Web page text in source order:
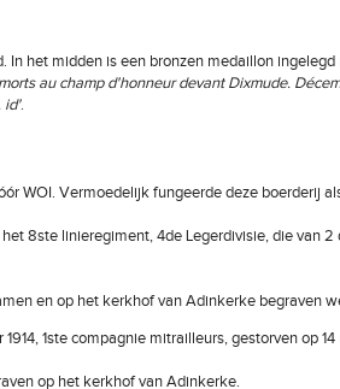
het midden is een bronzen medaillon
au champ d'honneur devant Dixmude.
id'.
WOI. Vermoedelijk fungeerde deze boerderij
8ste linieregiment, 4de Legerdivisie, die van 2
en op het kerkhof van Adinkerke begraven
1ste compagnie mitrailleurs, gestorven op
op het kerkhof van Adinkerke.